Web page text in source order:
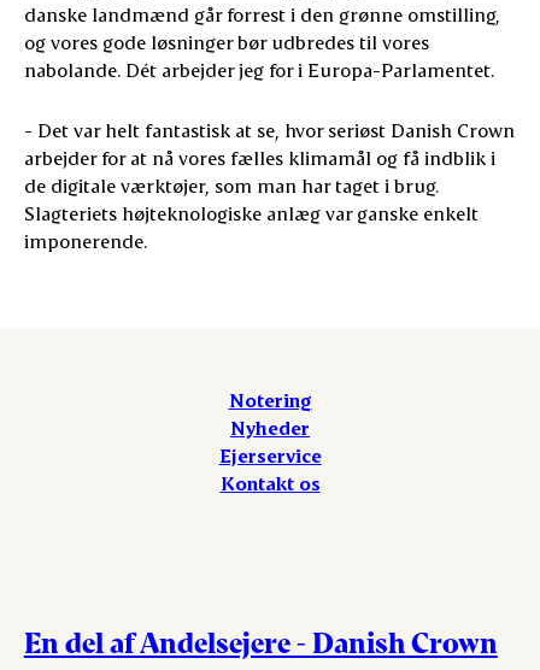
danske landmænd går forrest i den grønne omstilling,
og vores gode løsninger bør udbredes til vores
nabolande. Dét arbejder jeg for i Europa-Parlamentet.
- Det var helt fantastisk at se, hvor seriøst Danish Crown
arbejder for at nå vores fælles klimamål og få indblik i
de digitale værktøjer, som man har taget i brug.
Slagteriets højteknologiske anlæg var ganske enkelt
imponerende.
Notering
Nyheder
Ejerservice
Kontakt os
En del af Andelsejere - Danish Crown